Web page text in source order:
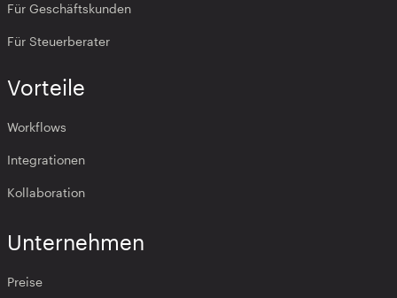
Für Geschäftskunden
Für Steuerberater
Vorteile
Workflows
Integrationen
Kollaboration
Unternehmen
Preise